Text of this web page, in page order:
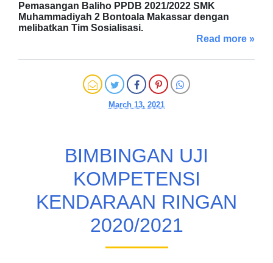
Pemasangan Baliho PPDB 2021/2022 SMK
Muhammadiyah 2 Bontoala Makassar dengan
melibatkan Tim Sosialisasi.
Read more »
March 13, 2021
BIMBINGAN UJI
KOMPETENSI
KENDARAAN RINGAN
2020/2021